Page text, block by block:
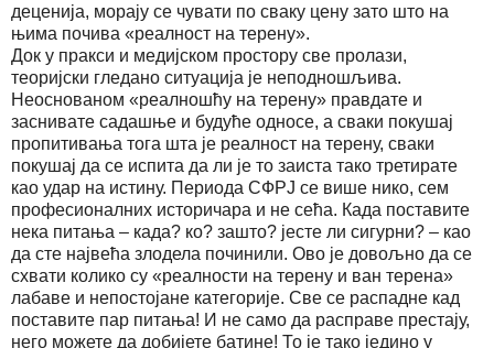
деценија, морају се чувати по сваку цену зато што на
њима почива «реалност на терену».
Док у пракси и медијском простору све пролази,
теоријски гледано ситуација је неподношљива.
Неоснованом «реалношћу на терену» правдате и
заснивате садашње и будуће односе, а сваки покушај
пропитивања тога шта је реалност на терену, сваки
покушај да се испита да ли је то заиста тако третирате
као удар на истину. Периода СФРЈ се више нико, сем
професионалних историчара и не сећа. Када поставите
нека питања – када? ко? зашто? јесте ли сигурни? – као
да сте највећа злодела починили. Ово је довољно да се
схвати колико су «реалности на терену и ван терена»
лабаве и непостојане категорије. Све се распадне кад
поставите пар питања! И не само да расправе престају,
него можете да добијете батине! То је тако једино у